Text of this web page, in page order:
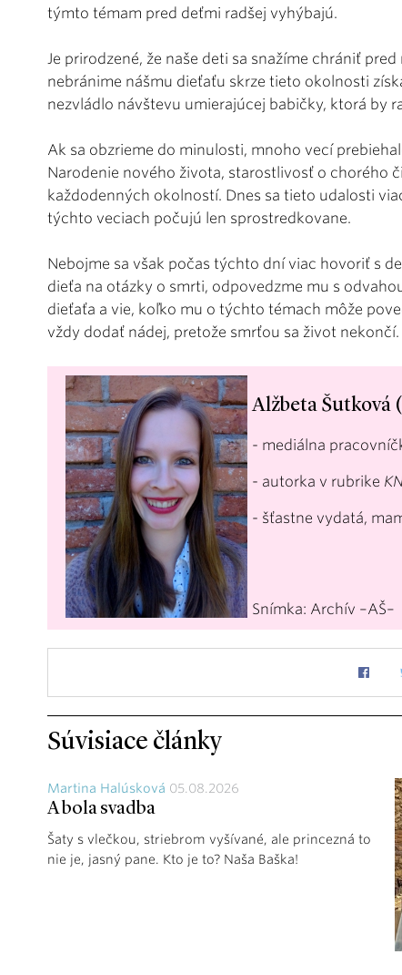
týmto témam pred deťmi radšej vyhýbajú.
Je prirodzené, že naše deti sa snažíme chrániť
nebránime nášmu dieťaťu skrze tieto okolnosti
nezvládlo návštevu umierajúcej babičky, ktorá by
Ak sa obzrieme do minulosti, mnoho vecí
Narodenie nového života, starostlivosť o chorého
každodenných okolností. Dnes sa tieto udalosti
týchto veciach počujú len sprostredkovane.
Nebojme sa však počas týchto dní viac hovoriť s
dieťa na otázky o smrti, odpovedzme mu s
dieťaťa a vie, koľko mu o týchto témach môže
vždy dodať nádej, pretože smrťou sa život nekončí.
Alžbeta Šutková
- mediálna
- autorka v rubrike
- šťastne vydatá,
Snímka: Archív –AŠ–
Súvisiace články
Martina Halúsková 05.08.2026
A bola svadba
Šaty s vlečkou, striebrom vyšívané, ale princezná to
nie je, jasný pane. Kto je to? Naša Baška!